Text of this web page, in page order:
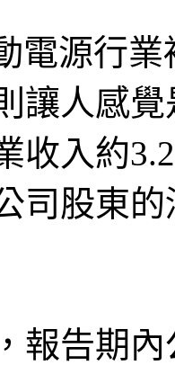
電源行
讓人感
收入約
司股東
報告期